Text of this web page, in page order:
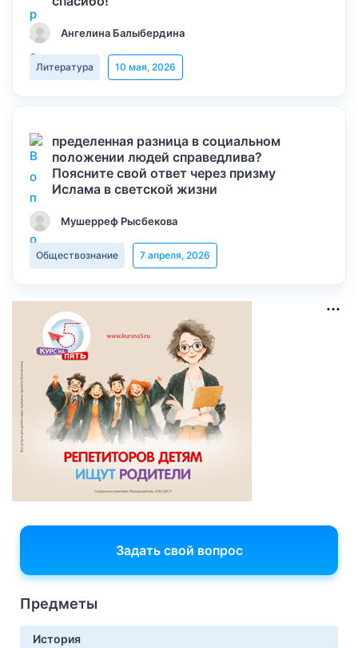
Ангелина Балыбердина
Литература 10 мая, 2026
пределенная разница в социальном
положении людей справедлива?
Поясните свой ответ через призму
Ислама в светской жизни
Мушерреф Рысбекова
Обществознание 7 апреля, 2026
Задать свой вопрос
Предметы
История